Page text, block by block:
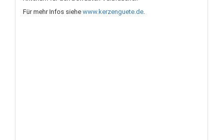
Für mehr Infos siehe www.kerzenguete.de.